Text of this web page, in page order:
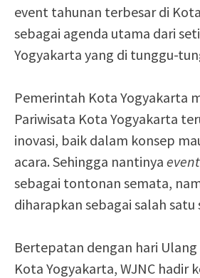
event tahunan terbesar di
sebagai agenda utama dari
Yogyakarta yang di tunggu-
Pemerintah Kota Yogyakarta
Pariwisata Kota Yogyakarta
inovasi, baik dalam konsep
acara. Sehingga nantinya event
sebagai tontonan semata,
diharapkan sebagai salah satu
Bertepatan dengan hari Ulang
Kota Yogyakarta, WJNC hadir